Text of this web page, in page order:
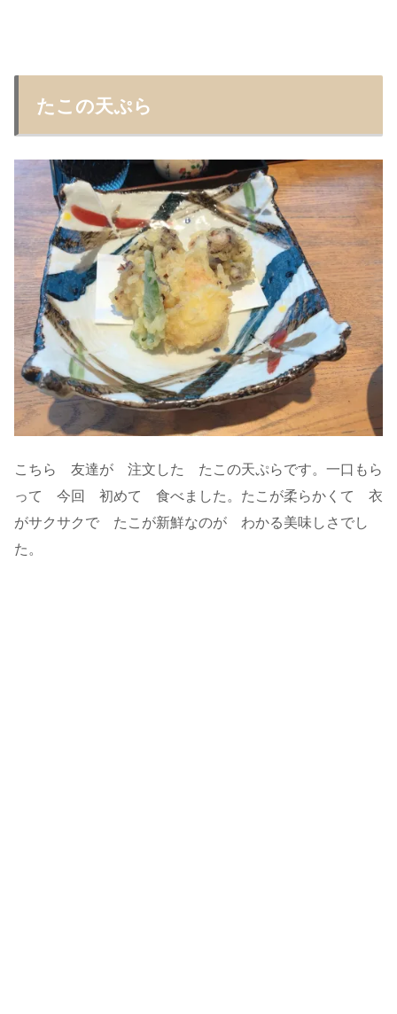
たこの天ぷら
こちら 友達が 注文した たこの天ぷらです。一口もら
って 今回 初めて 食べました。たこが柔らかくて 衣
がサクサクで たこが新鮮なのが わかる美味しさでし
た。